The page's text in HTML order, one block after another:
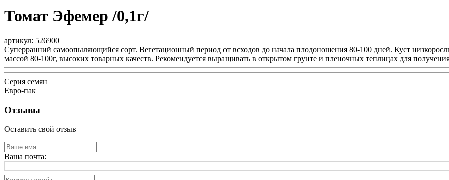
Томат Эфемер /0,1г/
артикул: 526900
Суперранний самоопыляющийся сорт. Вегетационный период от всходов до начала плодоношения 80-100 дней. Куст
массой 80-100г, высоких товарных качеств. Рекомендуется выращивать в открытом грунте и пленочных теплицах для
Серия семян
Евро-пак
Отзывы
Оставить свой отзыв
Ваша почта: